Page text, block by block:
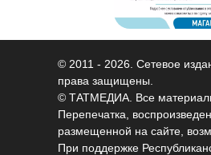
© 2011 - 2026. Сетевое
права защищены.
© ТАТМЕДИА. Все
Перепечатка,
размещенной на сайте,
При поддержке